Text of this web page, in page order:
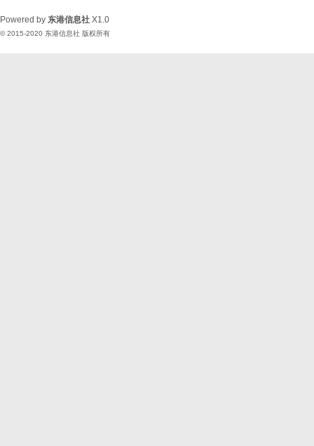
Powered by 东港信息社 X1.0
© 2015-2020 东港信息社 版权所有